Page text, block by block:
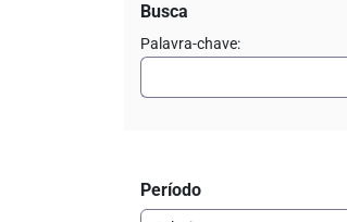
Busca
Palavra-chave:
Período